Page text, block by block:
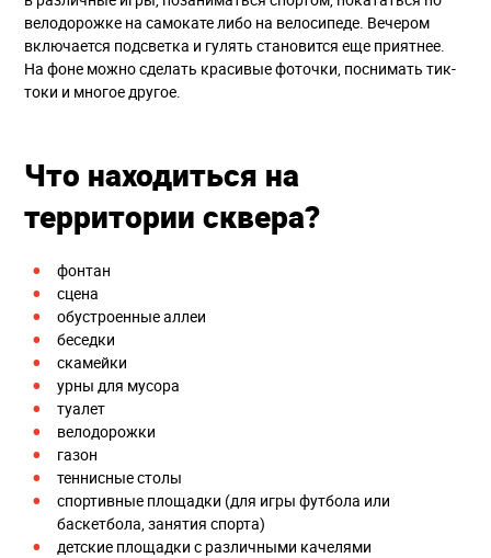
велодорожке на самокате либо на велосипеде. Вечером
включается подсветка и гулять становится еще приятнее.
На фоне можно сделать красивые фоточки, поснимать тик-
токи и многое другое.
Что находиться на
территории сквера?
фонтан
сцена
обустроенные аллеи
беседки
скамейки
урны для мусора
туалет
велодорожки
газон
теннисные столы
спортивные площадки (для игры футбола или
баскетбола, занятия спорта)
детские площадки с различными качелями